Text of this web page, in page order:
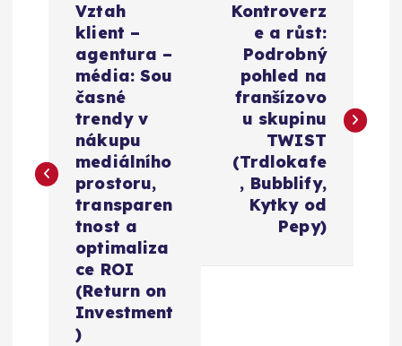
g
Vztah
klient –
agentura –
média: Sou
časné
trendy v
nákupu
mediálního
prostoru,
transparen
tnost a
optimaliza
ce ROI
(Return on
Investment
)
Kontroverz
e a růst:
Podrobný
pohled na
franšízovo
u skupinu
TWIST
(Trdlokafe
, Bubblify,
Kytky od
Pepy)